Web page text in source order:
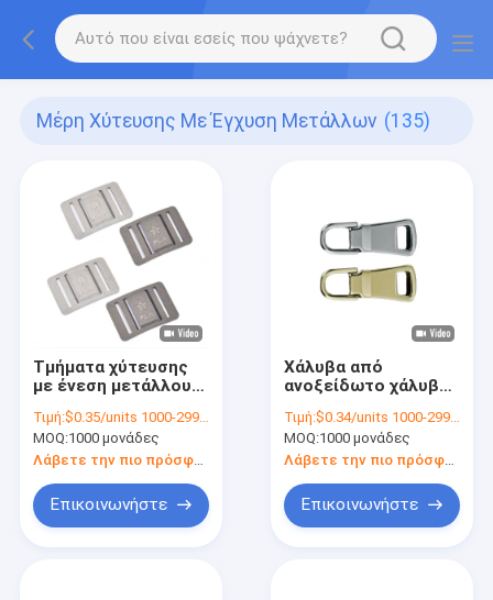
Μέρη Χύτευσης Με Έγχυση Μετάλλων (135)
Τμήματα χύτευσης
με ένεση μετάλλου
διδιάστατη
Τιμή:$0.35/units 1000-2999 units
MOQ:1000 μονάδες
Λάβετε την πιο πρόσφατη τιμή
Επικοινωνήστε
Χάλυβα από
ανοξείδωτο χάλυβα
συντηρημένα
μεταλλικά
εξαρτήματα Χάλυβα
Ένεση Τυποποίησης
Τιμή:$0.34/units 1000-2999 units
MOQ:1000 μονάδες
Επικοινωνήστε